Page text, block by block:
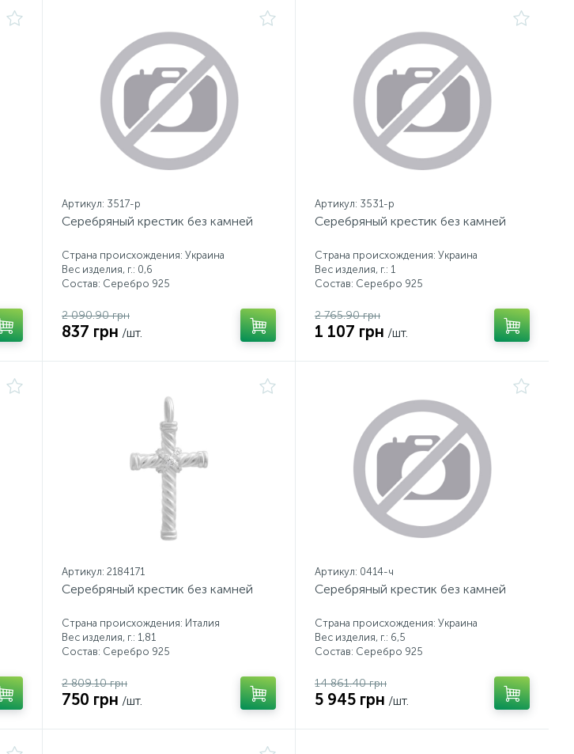
Артикул: 3517-р
Серебряный крестик без камней
Страна происхождения: Украина
Вес изделия, г.: 0,6
Состав: Серебро 925
2 090.90 грн
837 грн /шт.
Артикул: 3531-р
Серебряный крестик без камней
Страна происхождения: Украина
Вес изделия, г.: 1
Состав: Серебро 925
2 765.90 грн
1 107 грн /шт.
Артикул: 2184171
Серебряный крестик без камней
Страна происхождения: Италия
Вес изделия, г.: 1,81
Состав: Серебро 925
2 809.10 грн
750 грн /шт.
Артикул: 0414-ч
Серебряный крестик без камней
Страна происхождения: Украина
Вес изделия, г.: 6,5
Состав: Серебро 925
14 861.40 грн
5 945 грн /шт.